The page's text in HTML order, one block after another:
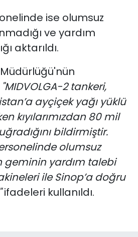
ise olumsuz
ve yardım
aktarıldı.
2 tankeri,
ayçiçek yağı yüklü
kıyılarımızdan 80 mil
bildirmiştir.
olumsuz
yardım talebi
ile Sinop’a doğru
ifadeleri kullanıldı.